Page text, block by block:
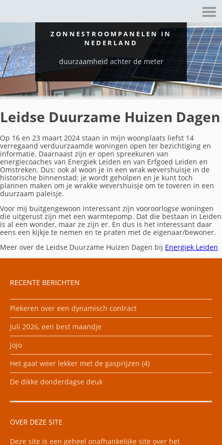
ZONNESTROOMPANELEN IN
NEDERLAND
duurzaamheid achter de meter
Leidse Duurzame Huizen Dagen
Op 16 en 23 maart 2024 staan in mijn woonplaats liefst 14
verregaand verduurzaamde woningen open ter bezichtiging en
informatie. Daarnaast zijn er open spreekuren van
energiecoaches van Energiek Leiden en van Erfgoed Leiden en
Omstreken. Dus: ook al woon je in een wrak wevershuisje in de
historische binnenstad: je wordt geholpen en je kunt toch
plannen maken om je wrakke wevershuisje om te toveren in een
duurzaam paleisje.
Voor mij buitgengewoon interessant zijn vooroorlogse woningen
die uitgerust zijn met een warmtepomp. Dat die bestaan in Leiden
is al een wonder, maar ze zijn er. En dus is het interessant daar
eens een kijkje te nemen en te praten met de eigenaar/bewoner.
Meer over de Leidse Duurzame Huizen Dagen bij Energiek Leiden
RECENTE BERICHTEN
Piekeren over een dynamisch contract
Juli 2026, een best maandje
Jojo
Het gaat weer lekker met de gasprijzen (4)
De dikke donderdagse deuk
OVER DEZE SITE
Deze site is een geheel onafhankelijke site over het